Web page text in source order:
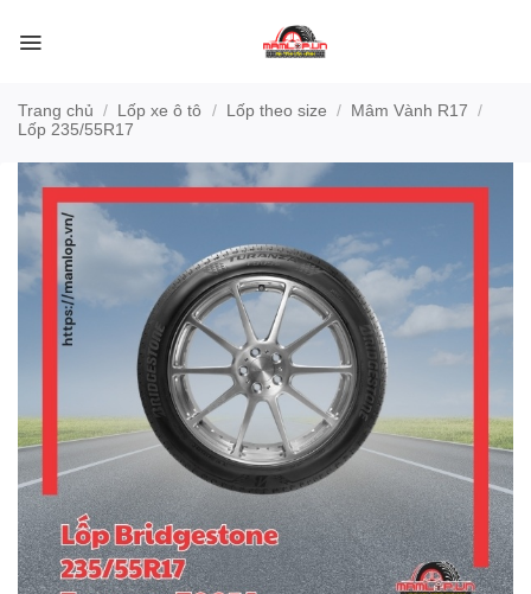
qua
Trang chủ / Lốp xe ô tô / Lốp theo size / Mâm Vành R17 /
Lốp 235/55R17